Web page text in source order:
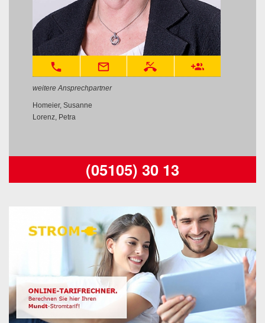
phone mail_outline phone_missed group_add
weitere Ansprechpartner
Homeier, Susanne
Lorenz, Petra
(05105) 30 13